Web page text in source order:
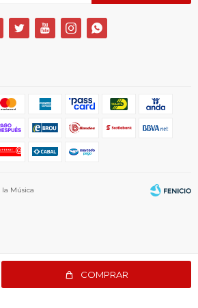
COMPRAR
   
Música